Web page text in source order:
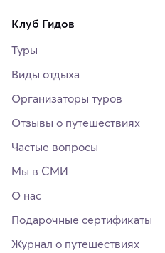
Клуб Гидов
Туры
Виды отдыха
Организаторы туров
Отзывы о путешествиях
Частые вопросы
Мы в СМИ
О нас
Подарочные сертификаты
Журнал о путешествиях